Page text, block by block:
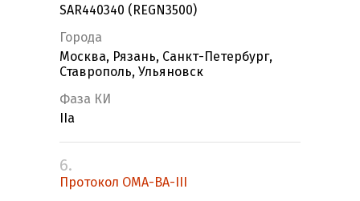
SAR440340 (REGN3500)
Города
Москва, Рязань, Санкт-Петербург,
Ставрополь, Ульяновск
Фаза КИ
IIa
6.
Протокол OMA-BA-III